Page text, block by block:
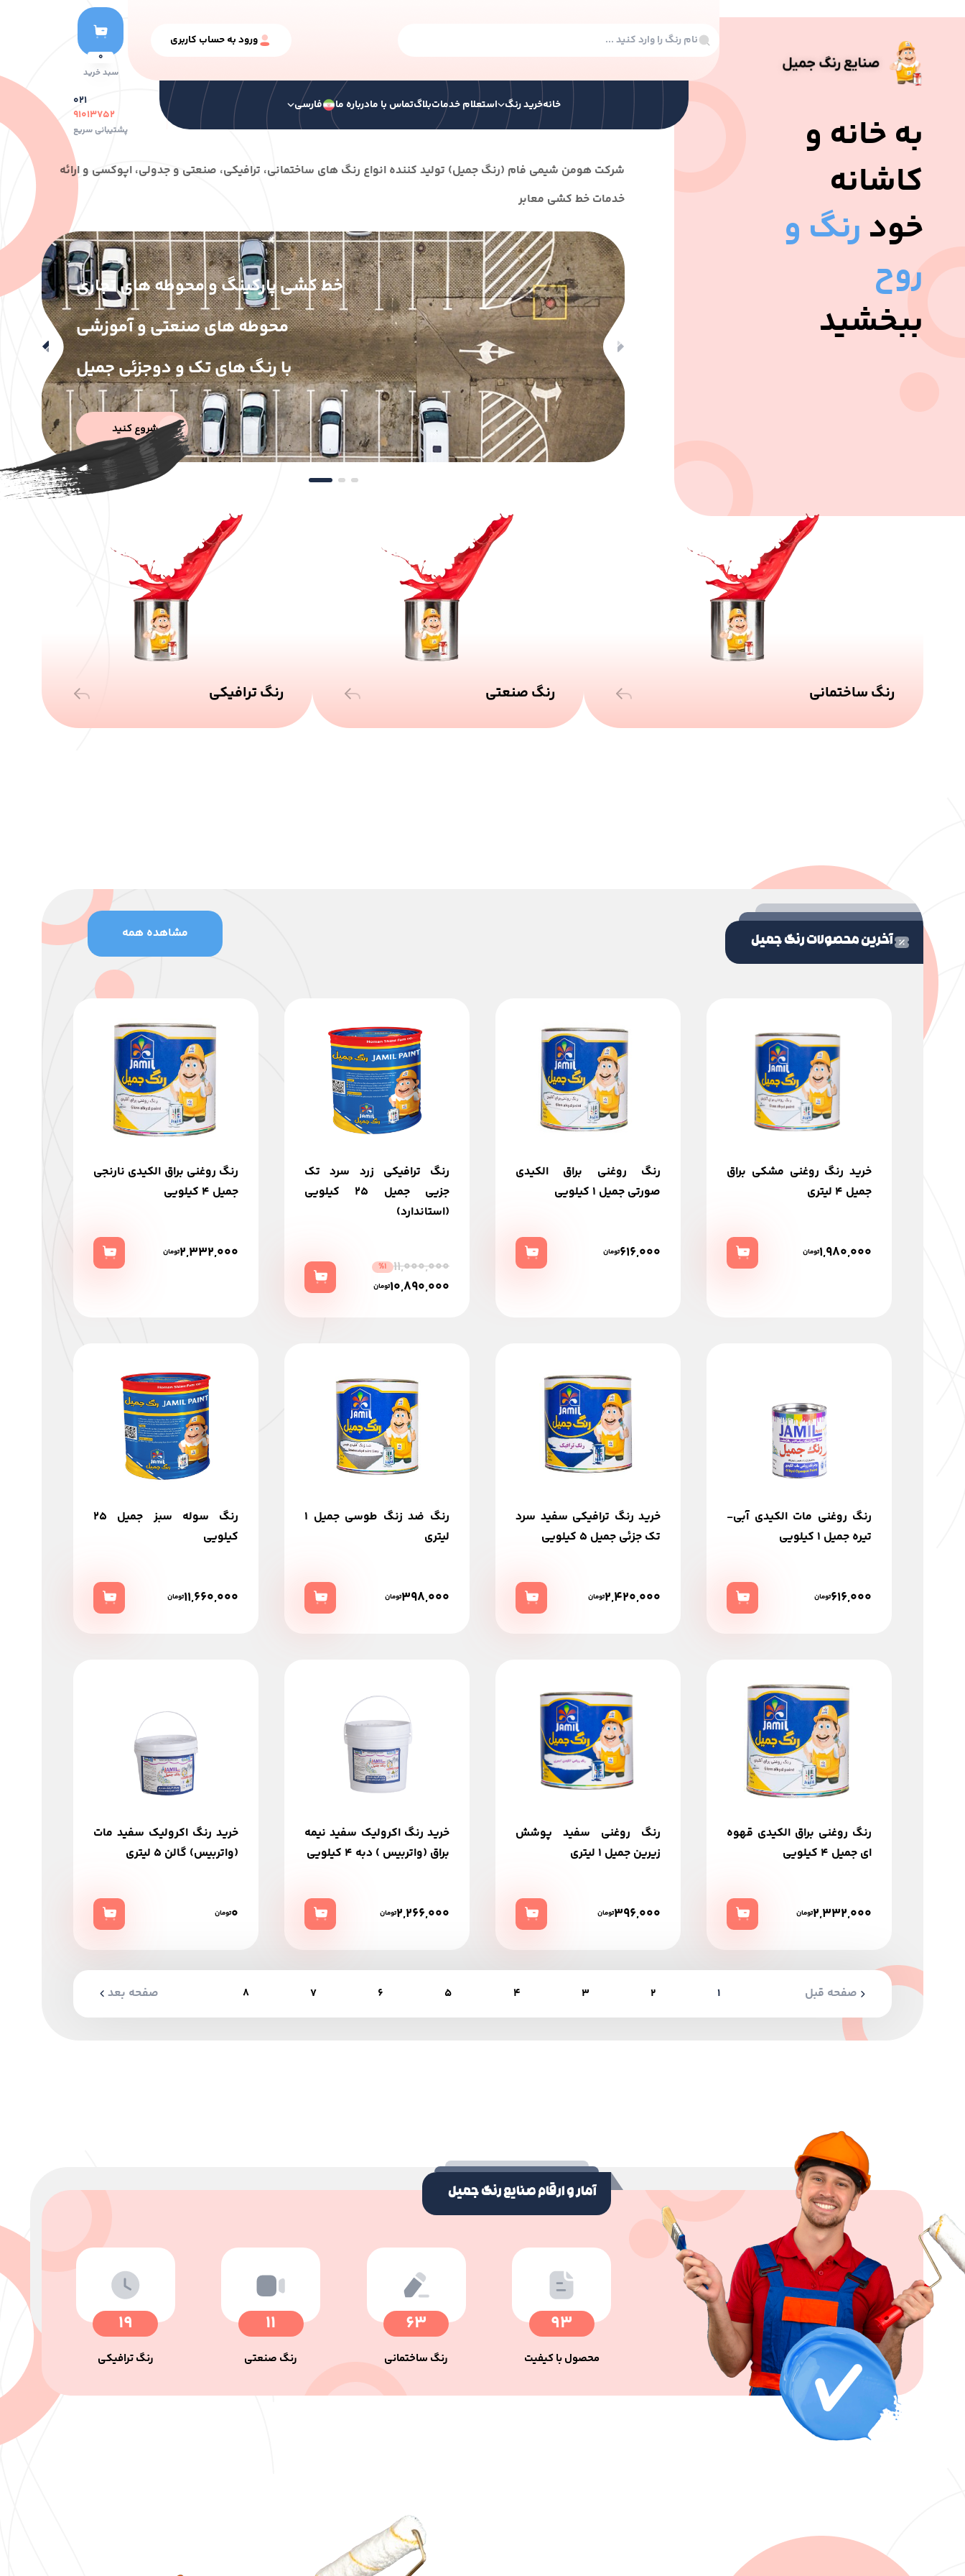
به خانه و
کاشانه
خود رنگ و
روح
ببخشید
ورود به حساب کاربری
خانهخرید رنگ استعلام خدماتبلاگتماس با مادرباره ما فارسی
رنگ الکیدی آکرولیک پایه آب
0
سبد خرید
۰۲۱
۹۱۰۱۳۷۵۲
پشتیبانی سریع
ﺷﺮﮐﺖ ﻫﻮﻣﻦ ﺷﯿﻤﯽ ﻓﺎم (رﻧﮓ ﺟﻤﯿﻞ) ﺗﻮﻟﯿﺪ ﮐﻨﻨﺪه اﻧﻮاع رﻧﮓ ﻫﺎی ﺳﺎﺧﺘﻤﺎﻧﯽ، ﺗﺮاﻓﯿﮑﯽ، ﺻﻨﻌﺘﯽ و ﺟﺪوﻟﯽ، اﭘﻮﮐﺴﯽ و اراﺋﻪ
ﺧﺪﻣﺎت ﺧﻂ ﮐﺸﯽ ﻣﻌﺎﺑﺮ
خط کشی پارکینگ و محوطه های تجاری
محوطه های صنعتی و آموزشی
با رنگ های تک و دوجزئی جمیل
شروع کنید
رنگ ساختمانی رنگ صنعتی رنگ ترافیکی
آخرین محصولات رنگ جمیل مشاهده همه
خرید رنگ روغنی مشكی براق
جميل 4 ليتري
1,980,000تومان
رنگ روغنی براق الکیدی
صورتی جمیل 1 کیلویی
616,000تومان
رنگ ترافیکی زرد سرد تک
جزیی جميل 25 كيلويي
(استاندارد)
11,000,000
%1
10,890,000تومان
رنگ روغنی براق الکیدی نارنجی
جمیل 4 کیلویی
2,332,000تومان
رنگ روغنی مات الکیدی آبی-
تیره جمیل 1 کیلویی
616,000تومان
خرید رنگ ترافیکی سفید سرد
تک جزئی جمیل 5 کیلویی
2,420,000تومان
رنگ ضد زنگ طوسی جمیل 1
لیتری
398,000تومان
رنگ سوله سبز جميل 25
كيلويي
11,660,000تومان
رنگ روغنی براق الکیدی قهوه
ای جمیل 4 کیلویی
2,332,000تومان
رنگ روغنی سفید پوشش
زیرین جمیل 1 لیتری
396,000تومان
خرید رنگ اکرولیک سفید نیمه
براق (واتربیس ) دبه 4 کیلویی
2,266,000تومان
خرید رنگ اکرولیک سفید مات
(واتربیس) گالن 5 لیتری
0تومان
صفحه قبل 1
2
3
4
5
6
7
8 صفحه بعد
آمار و ارقام صنایع رنگ جمیل
93
محصول با کیفیت
63
رنگ ساختمانی
11
رنگ صنعتی
19
رنگ ترافیکی